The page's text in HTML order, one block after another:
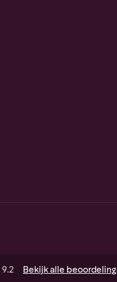
9.2 Bekijkalle